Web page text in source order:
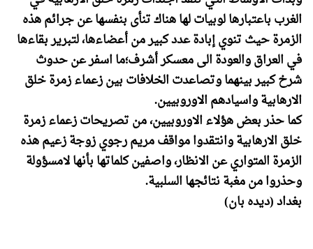
الغرب باعتبارها لوبيات لها هناك تنأى بنفسها عن جرائم هذه
الزمرة حيث تنوي إبادة عدد كبير من أعضاءها، لتبرير بقاءها
في العراق والعودة الى‌ معسكر أشرف؛‌ما اسفر عن حدوث
شرخ كبير بينهما وتصاعدت الخلافات بين زعماء زمرة خلق
الارهابية‌ واسيادهم الاوروبيين.
كما حذر بعض هؤلاء الاوروبيين، من تصريحات زعماء زمرة
خلق الارهابية وانتقدوا مواقف مريم رجوي زوجة زعيم هذه
الزمرة المتواري عن الانظار، واصفين كلماتها بأنها لامسؤولة
وحذروا من مغبة نتائجها السلبية.
بغداد (ديده بان)